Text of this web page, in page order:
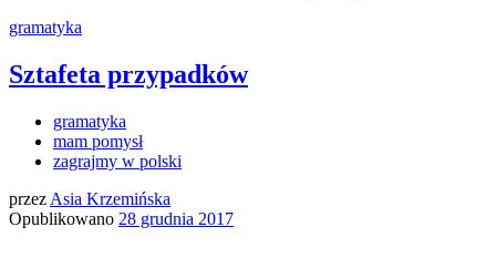
gramatyka
Sztafeta przypadków
gramatyka
mam pomysł
zagrajmy w polski
przez Asia Krzemińska
Opublikowano 28 grudnia 2017